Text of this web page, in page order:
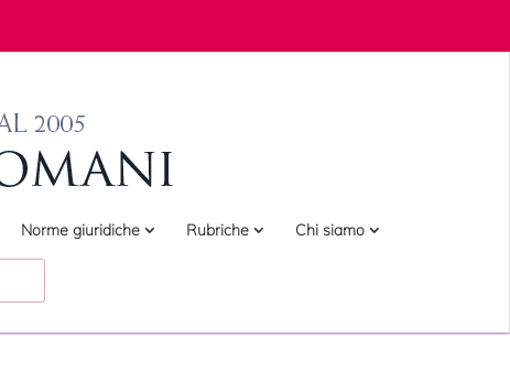
Norme giuridiche Rubriche Chi siamo